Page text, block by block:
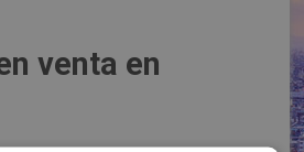
venta en